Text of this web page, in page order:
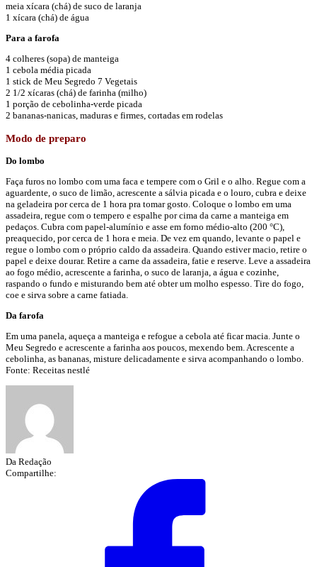
meia xícara (chá) de suco de laranja
1 xícara (chá) de água
Para a farofa
4 colheres (sopa) de manteiga
1 cebola média picada
1 stick de Meu Segredo 7 Vegetais
2 1/2 xícaras (chá) de farinha (milho)
1 porção de cebolinha-verde picada
2 bananas-nanicas, maduras e firmes, cortadas em rodelas
Modo de preparo
Do lombo
Faça furos no lombo com uma faca e tempere com o Gril e o alho. Regue com a
aguardente, o suco de limão, acrescente a sálvia picada e o louro, cubra e deixe
na geladeira por cerca de 1 hora pra tomar gosto. Coloque o lombo em uma
assadeira, regue com o tempero e espalhe por cima da carne a manteiga em
pedaços. Cubra com papel-alumínio e asse em forno médio-alto (200 °C),
preaquecido, por cerca de 1 hora e meia. De vez em quando, levante o papel e
regue o lombo com o próprio caldo da assadeira. Quando estiver macio, retire o
papel e deixe dourar. Retire a carne da assadeira, fatie e reserve. Leve a assadeira
ao fogo médio, acrescente a farinha, o suco de laranja, a água e cozinhe,
raspando o fundo e misturando bem até obter um molho espesso. Tire do fogo,
coe e sirva sobre a carne fatiada.
Da farofa
Em uma panela, aqueça a manteiga e refogue a cebola até ficar macia. Junte o
Meu Segredo e acrescente a farinha aos poucos, mexendo bem. Acrescente a
cebolinha, as bananas, misture delicadamente e sirva acompanhando o lombo.
Fonte: Receitas nestlé
Da Redação
Compartilhe: